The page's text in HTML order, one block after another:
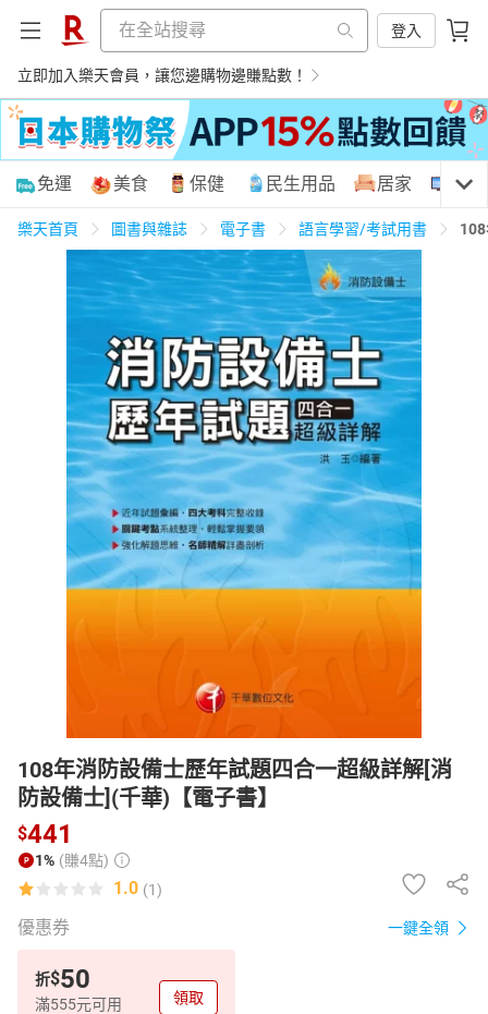
登入
立即加入樂天會員，讓您邊購物邊賺點數！
購物網分類
天天免運 養生保健 民生用品
居家生活 3C家電 運動休閒 親子玩具
女裝 男裝 化妝保養
日本購物 電子/紙本書
HOT
免運 美食 保健 民生用品 居家 3C
樂天首頁 圖書與雜誌 電子書 語言學習/考試用書
108年消防設備士歷年試題四合一超級詳解[消
防設備士](千華)【電子書】
$441
1% (賺4點)
1.0 (1)
優惠券 一鍵全領
折$50
滿555元可用 領取